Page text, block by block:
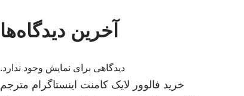
آخرین دیدگاه‌ها
دیدگاهی برای نمایش وجود ندارد.
خرید فالوور لایک کامنت اینستاگرام مترجم